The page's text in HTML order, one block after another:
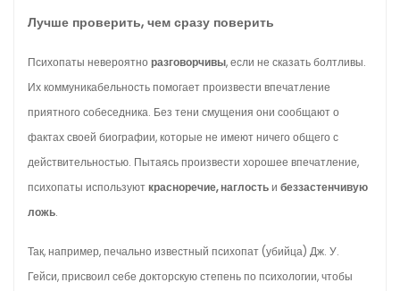
Лучше проверить, чем сразу поверить
Психопаты невероятно разговорчивы, если не сказать болтливы.
Их коммуникабельность помогает произвести впечатление
приятного собеседника. Без тени смущения они сообщают о
фактах своей биографии, которые не имеют ничего общего с
действительностью. Пытаясь произвести хорошее впечатление,
психопаты используюткрасноречие, наглостьи беззастенчивую
ложь.
Так, например, печально известный психопат (убийца) Дж. У.
Гейси, присвоил себе докторскую степень по психологии, чтобы